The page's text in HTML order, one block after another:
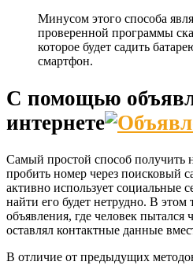
Минусом этого способа
проверенной программы
которое будет садить
смартфон.
С помощью
интернете
Самый простой способ
пробить номер через поисковый
активно использует социальные
найти его будет нетрудно. В
объявления, где человек пытался
оставлял контактные данные
В отличие от предыдущих